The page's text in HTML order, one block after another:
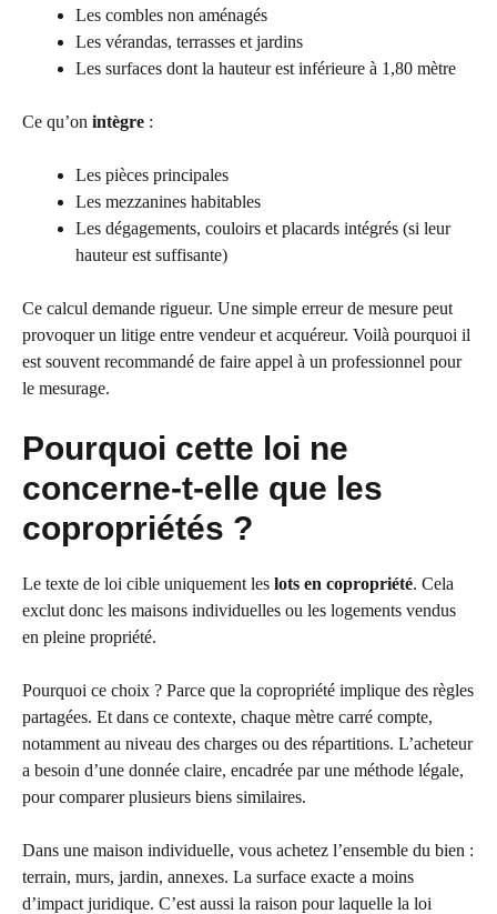
Les combles non aménagés
Les vérandas, terrasses et jardins
Les surfaces dont la hauteur est inférieure à 1,80 mètre
Ce qu’on intègre :
Les pièces principales
Les mezzanines habitables
Les dégagements, couloirs et placards intégrés (si leur
hauteur est suffisante)
Ce calcul demande rigueur. Une simple erreur de mesure peut
provoquer un litige entre vendeur et acquéreur. Voilà pourquoi il
est souvent recommandé de faire appel à un professionnel pour
le mesurage.
Pourquoi cette loi ne
concerne-t-elle que les
copropriétés ?
Le texte de loi cible uniquement les lots en copropriété. Cela
exclut donc les maisons individuelles ou les logements vendus
en pleine propriété.
Pourquoi ce choix ? Parce que la copropriété implique des règles
partagées. Et dans ce contexte, chaque mètre carré compte,
notamment au niveau des charges ou des répartitions. L’acheteur
a besoin d’une donnée claire, encadrée par une méthode légale,
pour comparer plusieurs biens similaires.
Dans une maison individuelle, vous achetez l’ensemble du bien :
terrain, murs, jardin, annexes. La surface exacte a moins
d’impact juridique. C’est aussi la raison pour laquelle la loi